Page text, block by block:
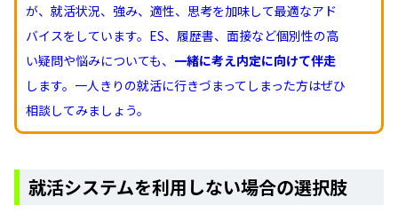
が、就活状況、強み、適性、思考を加味して最適なアド
バイスをしています。ES、履歴書、面接など個別性の高
い疑問や悩みについても、 一緒に考え内定に向けて伴走
します。一人きりの就活に行きづまってしまった方はぜひ
相談してみましょう。
就活システムを利用しない場合の選択肢